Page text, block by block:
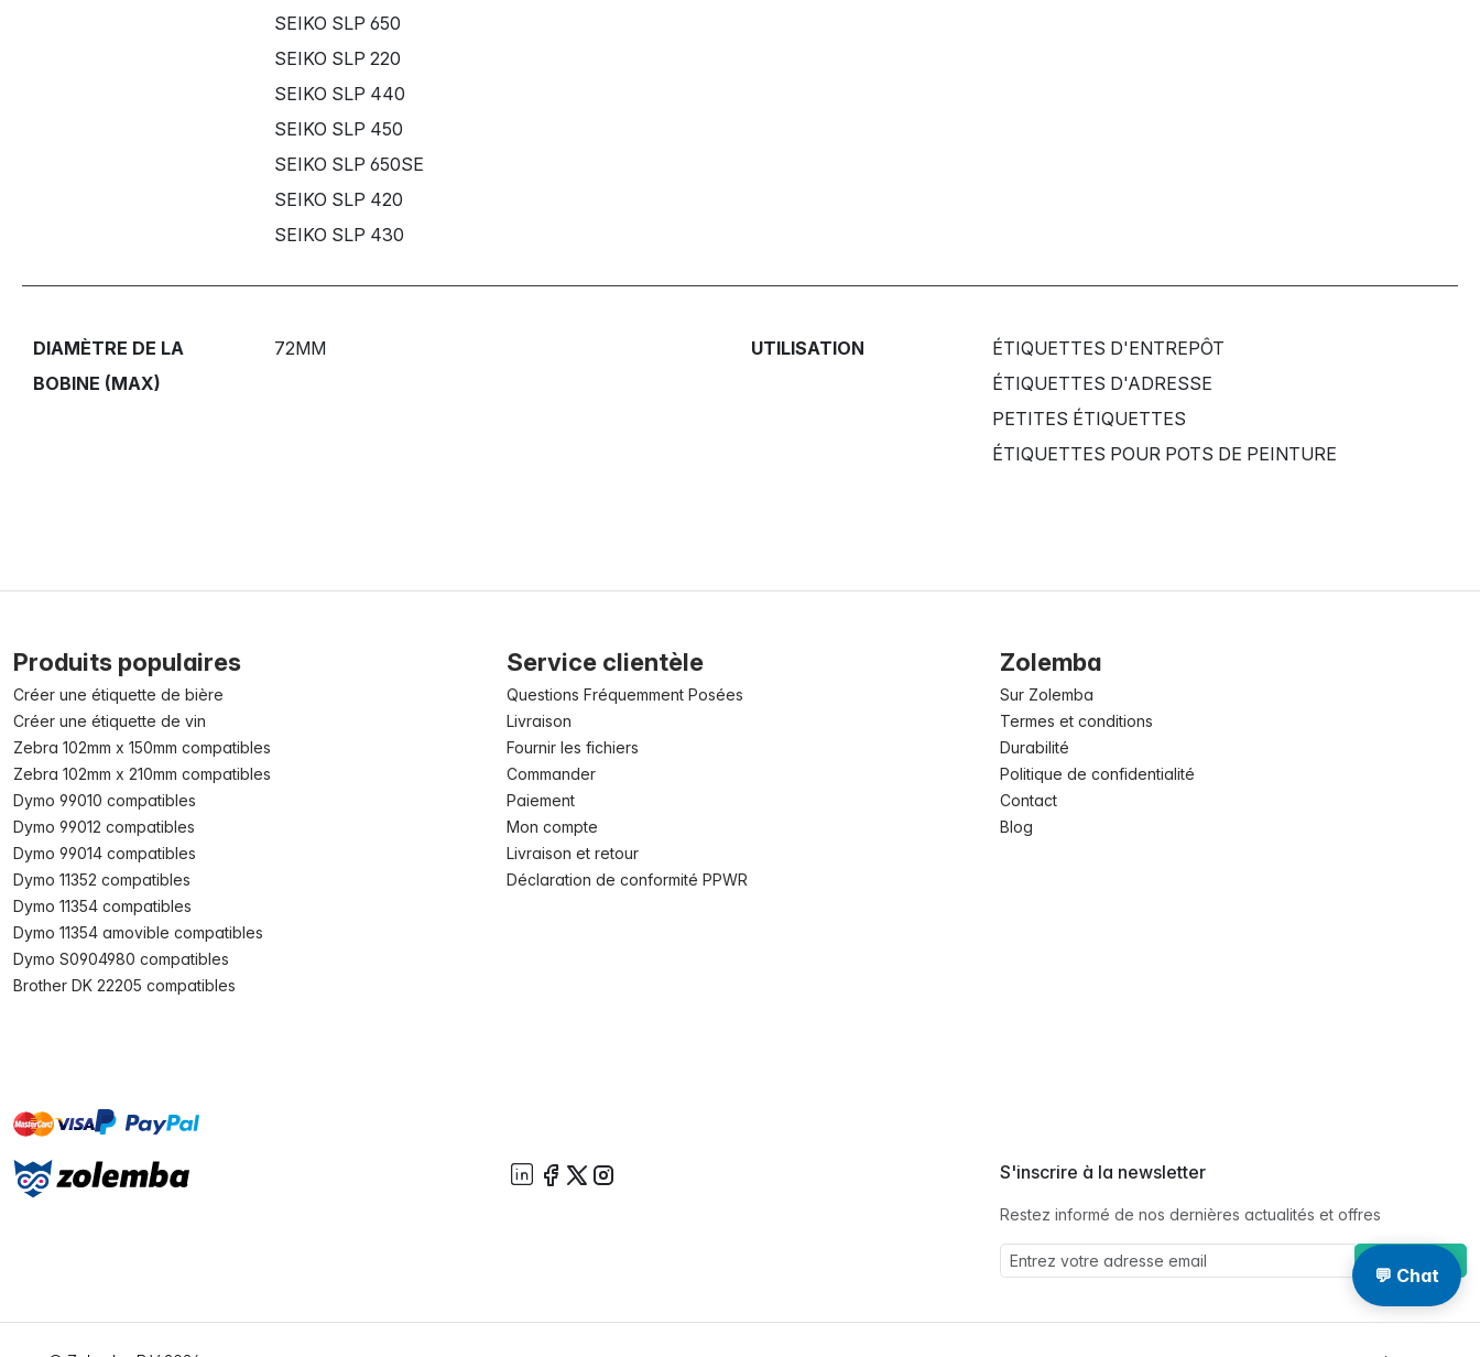
SEIKO SLP 650
SEIKO SLP 220
SEIKO SLP 440
SEIKO SLP 450
SEIKO SLP 650SE
SEIKO SLP 420
SEIKO SLP 430
DIAMÈTRE DE LA
BOBINE (MAX)
72MM UTILISATION
ÉTIQUETTES D'ENTREPÔT
ÉTIQUETTES D'ADRESSE
PETITES ÉTIQUETTES
ÉTIQUETTES POUR POTS DE PEINTURE
Produits populaires
Créer une étiquette de bière
Créer une étiquette de vin
Zebra 102mm x 150mm compatibles
Zebra 102mm x 210mm compatibles
Dymo 99010 compatibles
Dymo 99012 compatibles
Dymo 99014 compatibles
Dymo 11352 compatibles
Dymo 11354 compatibles
Dymo 11354 amovible compatibles
Dymo S0904980 compatibles
Brother DK 22205 compatibles
Service clientèle
Questions Fréquemment Posées
Livraison
Fournir les fichiers
Commander
Paiement
Mon compte
Livraison et retour
Déclaration de conformité PPWR
Zolemba
Sur Zolemba
Termes et conditions
Durabilité
Politique de confidentialité
Contact
Blog
mastervisa paypal
S'inscrire à la newsletter
Restez informé de nos dernières actualités et offres
S'abonner à
💬 Chat